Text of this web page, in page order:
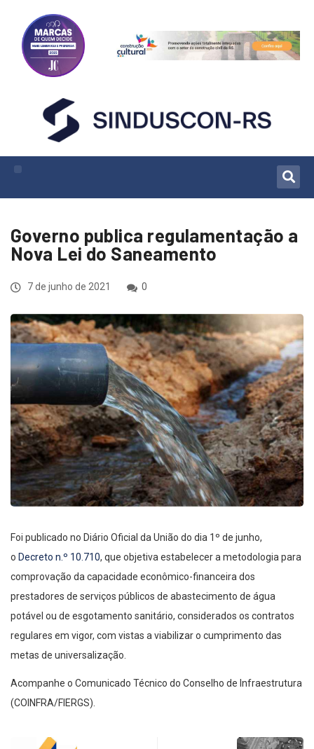
Governo publica regulamentação a
Nova Lei do Saneamento
7 de junho de 2021 0
Foi publicado no Diário Oficial da União do dia 1º de junho,
o Decreto n.º 10.710, que objetiva estabelecer a metodologia para
comprovação da capacidade econômico-financeira dos
prestadores de serviços públicos de abastecimento de água
potável ou de esgotamento sanitário, considerados os contratos
regulares em vigor, com vistas a viabilizar o cumprimento das
metas de universalização.
Acompanhe o Comunicado Técnico do Conselho de Infraestrutura
(COINFRA/FIERGS).